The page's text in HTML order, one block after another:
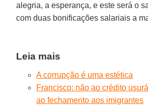
alegria, a esperança, e este será o
com duas bonificações salariais a
Leia mais
A corrupção é uma estética
Francisco: não ao crédito
ao fechamento aos imigrantes